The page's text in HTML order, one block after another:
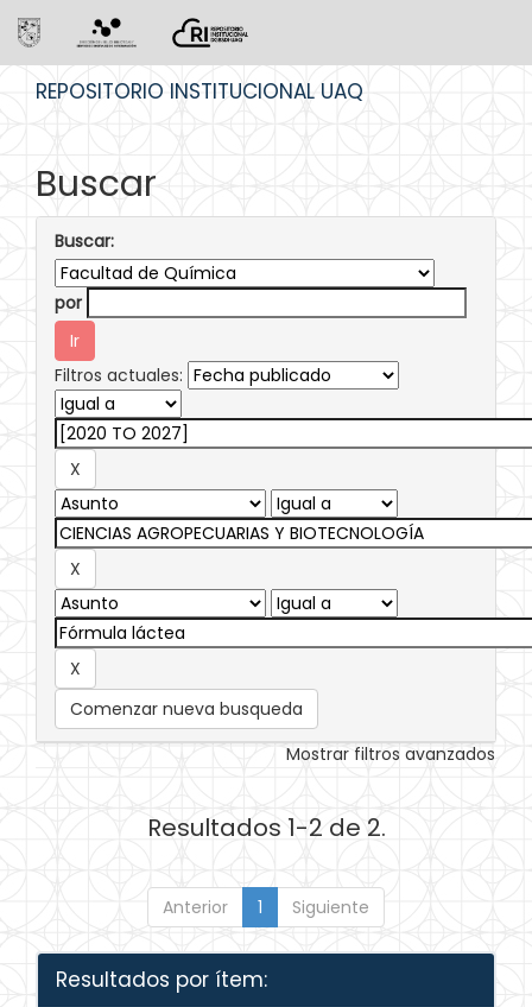
REPOSITORIO INSTITUCIONAL UAQ
Buscar
Buscar:
por
Filtros actuales:
Comenzar nueva busqueda
Mostrar filtros avanzados
Resultados 1-2 de 2.
Anterior 1 Siguiente
Resultados por ítem: